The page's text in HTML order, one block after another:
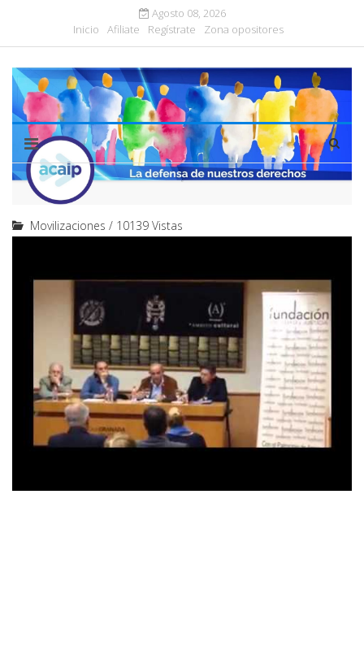
Agosto 08, 2026
Inicio
Afiliate Regístrate Zona opositores
Movilizaciones / 10139 Vistas